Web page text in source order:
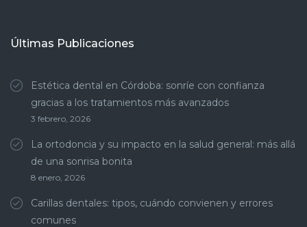
Últimas Publicaciones
Estética dental en Córdoba: sonríe con confianza
gracias a los tratamientos más avanzados
3 febrero, 2026
La ortodoncia y su impacto en la salud general: más allá
de una sonrisa bonita
8 enero, 2026
Carillas dentales: tipos, cuándo convienen y errores
comunes